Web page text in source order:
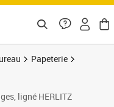
Papeterie
ligné HERLITZ